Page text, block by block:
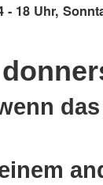
18 Uhr,